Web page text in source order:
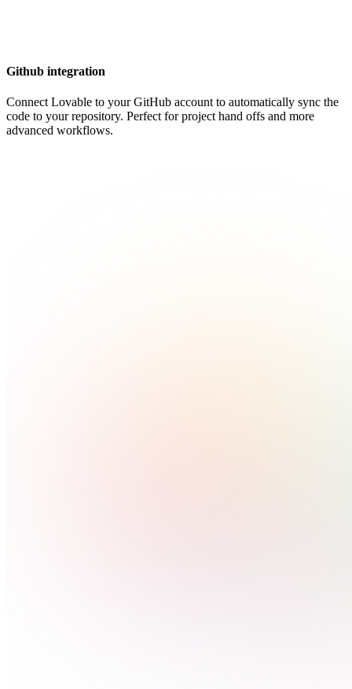
Github integration
Connect Lovable to your GitHub account to automatically sync the
code to your repository. Perfect for project hand offs and more
advanced workflows.